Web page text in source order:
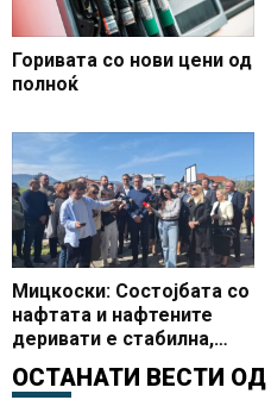
Горивата со нови цени од
полноќ
Мицкоски: Состојбата со
нафтата и нафтените
деривати е стабилна,
Македонија со најевтини
горива во регионот
ОСТАНАТИ ВЕСТИ ОД